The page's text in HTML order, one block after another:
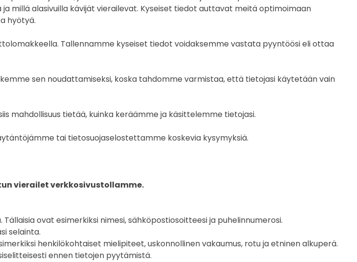
millä alasivuilla kävijät vierailevat. Kyseiset tiedot auttavat meitä optimoimaan
hyötyä.
Tallennamme kyseiset tiedot voidaksemme vastata pyyntöösi eli ottaa
sen noudattamiseksi, koska tahdomme varmistaa, että tietojasi käytetään vain
mahdollisuus tietää, kuinka keräämme ja käsittelemme tietojasi.
tai tietosuojaselostettamme koskevia kysymyksiä.
vierailet verkkosivustollamme.
ovat esimerkiksi nimesi, sähköpostiosoitteesi ja puhelinnumerosi.
selainta.
henkilökohtaiset mielipiteet, uskonnollinen vakaumus, rotu ja etninen alkuperä.
ennen tietojen pyytämistä.